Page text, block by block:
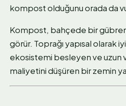
kompost olduğunu orada da
Kompost, bahçede bir
görür. Toprağı yapısal olarak
ekosistemi besleyen ve uzun
maliyetini düşüren bir zemin